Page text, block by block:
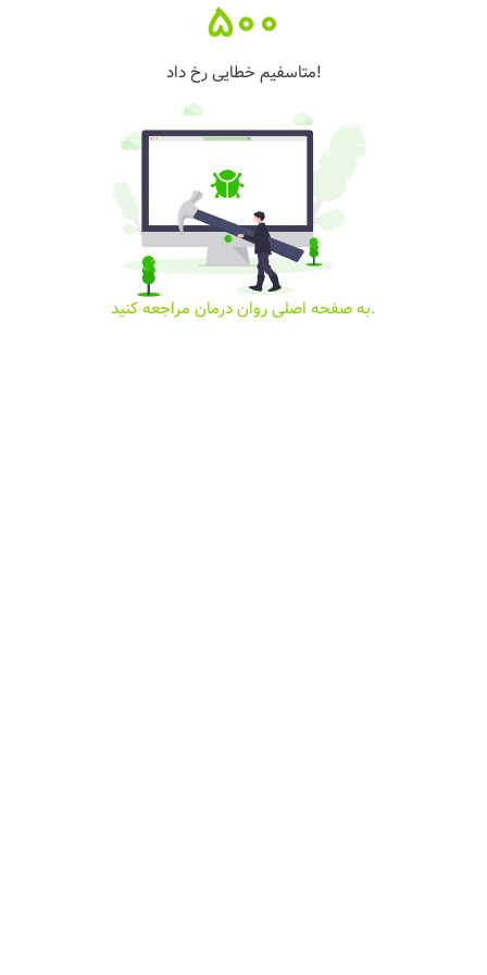
500
متاسفیم خطایی رخ داد!
به صفحه اصلی روان درمان مراجعه کنید.